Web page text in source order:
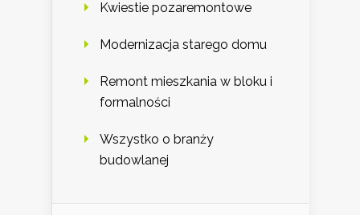
Kwiestie pozaremontowe
Modernizacja starego domu
Remont mieszkania w bloku i
formalności
Wszystko o branży
budowlanej